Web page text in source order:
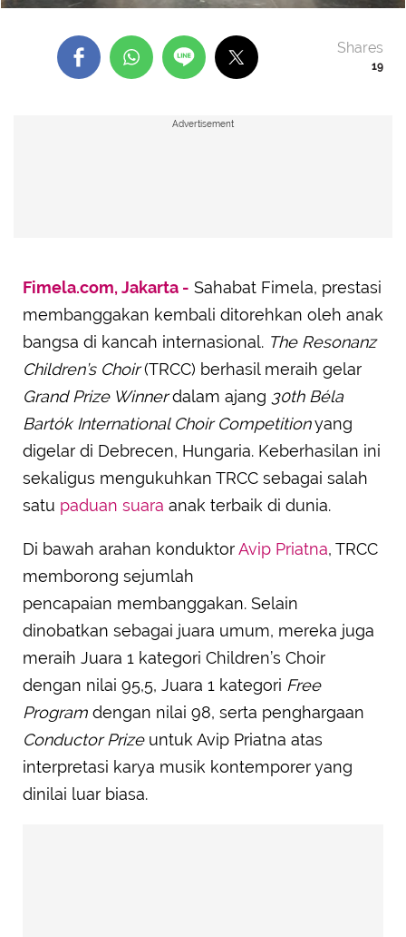
19
Shares
Advertisement
Fimela.com, Jakarta - Sahabat Fimela, prestasi
membanggakan kembali ditorehkan oleh anak
bangsa di kancah internasional. The Resonanz
Children’s Choir(TRCC) berhasil meraih gelar
Grand Prize Winnerdalam ajang 30th Béla
Bartók International Choir Competitionyang
digelar di Debrecen, Hungaria. Keberhasilan ini
sekaligus mengukuhkan TRCC sebagai salah
satu paduan suara anak terbaik di dunia.
Di bawah arahan konduktorAvip Priatna, TRCC
memborong sejumlah
pencapaian membanggakan. Selain
dinobatkan sebagai juara umum, mereka juga
meraih Juara 1 kategori Children’s Choir
dengan nilai 95,5, Juara 1 kategori Free
Program dengan nilai 98, serta penghargaan
Conductor Prizeuntuk Avip Priatna atas
interpretasi karya musik kontemporer yang
dinilai luar biasa.